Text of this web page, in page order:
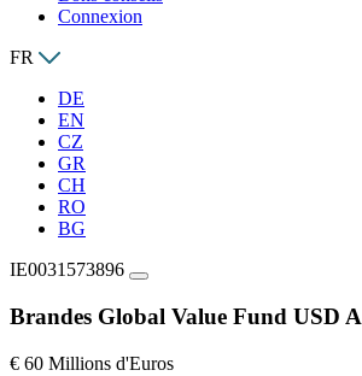
Connexion
FR
DE
EN
CZ
GR
CH
RO
BG
IE0031573896
Brandes Global Value Fund USD A
€ 60 Millions d'Euros